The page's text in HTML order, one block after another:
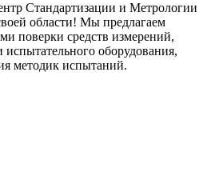
Стандартизации и Метрологии
области! Мы предлагаем
поверки средств измерений,
испытательного оборудования,
методик испытаний.